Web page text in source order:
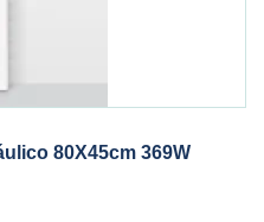
80X45cm 369W